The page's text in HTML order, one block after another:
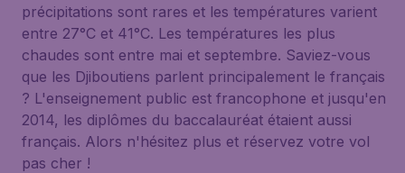
précipitations sont rares et les températures varient
entre 27°C et 41°C. Les températures les plus
chaudes sont entre mai et septembre. Saviez-vous
que les Djiboutiens parlent principalement le français
? L'enseignement public est francophone et jusqu'en
2014, les diplômes du baccalauréat étaient aussi
français. Alors n'hésitez plus et réservez votre vol
pas cher !